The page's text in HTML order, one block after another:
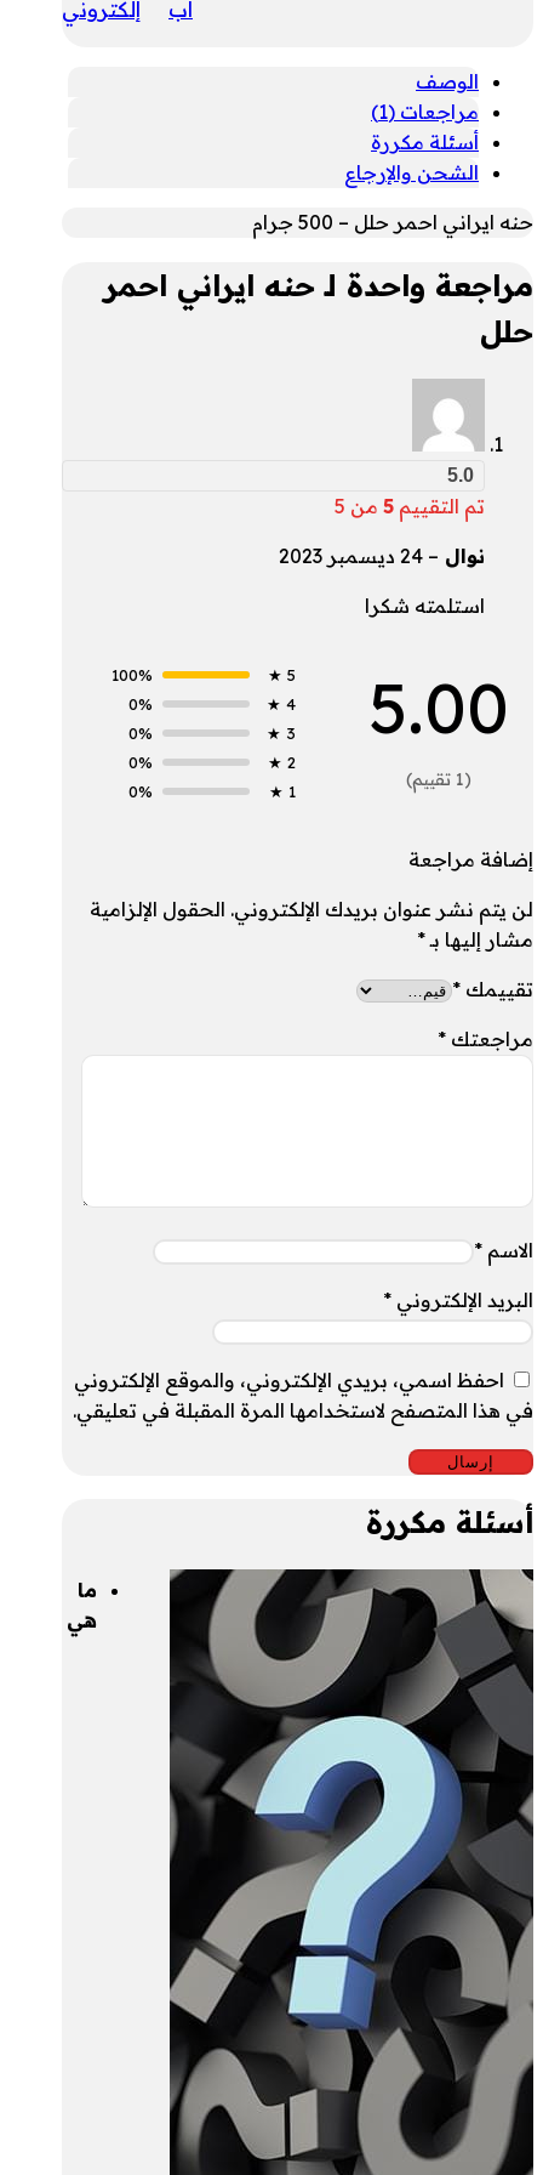
اب
إلكتروني
الوصف
مراجعات (1)
أسئلة مكررة
الشحن والإرجاع
حنه ايراني احمر حلل – 500 جرام
مراجعة واحدة لـ حنه ايراني احمر
حلل
5.0
تم التقييم 5 من 5
نوال – 24 ديسمبر 2023
استلمته شكرا
5.00
(1 تقييم)
5 ★
100%
4 ★
0%
3 ★
0%
2 ★
0%
1 ★
0%
إضافة مراجعة
لن يتم نشر عنوان بريدك الإلكتروني. الحقول الإلزامية
مشار إليها بـ*
تقييمك *
مراجعتك *
الاسم *
البريد الإلكتروني *
احفظ اسمي، بريدي الإلكتروني، والموقع الإلكتروني
في هذا المتصفح لاستخدامها المرة المقبلة في تعليقي.
أسئلة مكررة
ما
هي